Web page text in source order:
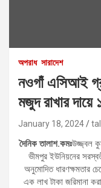
অপরাধ সারাদেশ
নওগাঁ এসিআই
মজুদ রাখার দায়ে
January 18, 2024
দৈনিক তালাশ.কমঃউজ্জ্বল
ভীমপুর ইউনিয়নের
অনুমোদিত ধারণক্ষমতার
এক লাখ টাকা জরিমানা